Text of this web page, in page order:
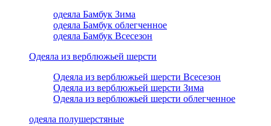
одеяла Бамбук Зима
одеяла Бамбук облегченное
одеяла Бамбук Всесезон
Одеяла из верблюжьей шерсти
Одеяла из верблюжьей шерсти Всесезон
Одеяла из верблюжьей шерсти Зима
Одеяла из верблюжьей шерсти облегченное
одеяла полушерстяные